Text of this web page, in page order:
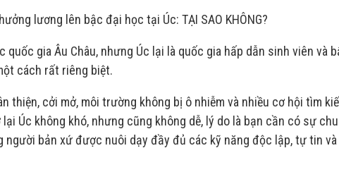
lương lên bậc đại học tại Úc: TẠI SAO KHÔNG?
quốc gia Âu Châu, nhưng Úc lại là quốc gia hấp dẫn sinh viên và
cách rất riêng biệt.
thiện, cởi mở, môi trường không bị ô nhiễm và nhiều cơ hội tìm
Úc không khó, nhưng cũng không dễ, lý do là bạn cần có sự
bản xứ được nuôi dạy đầy đủ các kỹ năng độc lập, tự tin